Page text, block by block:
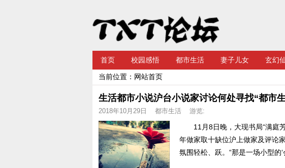
首页 校园感悟 都市生活 妻子儿女 玄幻
当前位置： 网站首页
生活都市小说沪台小说家讨论何处寻找“都市
2018年10月29日 都市生活 游览:
11月8日晚，大现书局“满庭芳
年做家取十缺位沪上做家及评论
氛围轻松、跃。“那是一场小型的‘